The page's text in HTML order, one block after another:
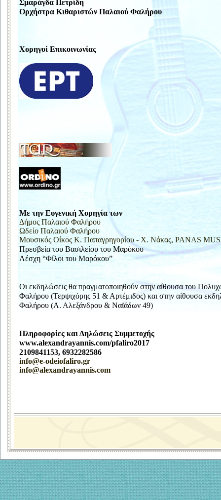
Σμαράγδα Πετρίδη
Ορχήστρα Κιθαριστών Παλαιού Φαλήρου
Χορηγοί Επικοινωνίας
Με την Ευγενική Χορηγία των
Δήμος Παλαιού Φαλήρου
Ωδείο Παλαιού Φαλήρου
Μουσικός Οίκος Κ. Παπαγρηγορίου - Χ. Νάκας, PANAS
Πρεσβεία του Βασιλείου του Μαρόκου
Λέσχη “Φίλοι του Μαρόκου”
Οι εκδηλώσεις θα πραγματοποιηθούν στην αίθουσα του
Φαλήρου (Τερψιχόρης 51 & Αρτέμιδος) και στην αίθουσα
Φαλήρου (Α. Αλεξάνδρου & Ναϊάδων 49)
Πληροφορίες και Δηλώσεις Συμμετοχής
www.alexandrayannis.com/pfaliro2017
2109841153, 6932282586
info@e-odeiofaliro.gr
info@alexandrayannis.com